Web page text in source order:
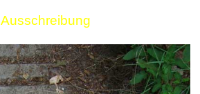
Ausschreibung